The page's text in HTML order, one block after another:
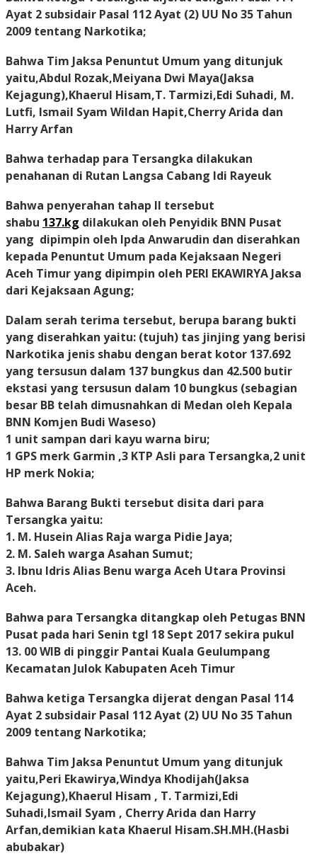
Ayat 2 subsidair Pasal 112 Ayat (2) UU No 35 Tahun
2009 tentang Narkotika;
Bahwa Tim Jaksa Penuntut Umum yang ditunjuk
yaitu,Abdul Rozak,Meiyana Dwi Maya(Jaksa
Kejagung),Khaerul Hisam,T. Tarmizi,Edi Suhadi, M.
Lutfi, Ismail Syam Wildan Hapit,Cherry Arida dan
Harry Arfan
Bahwa terhadap para Tersangka dilakukan
penahanan di Rutan Langsa Cabang Idi Rayeuk
Bahwa penyerahan tahap II tersebut
shabu 137.kg dilakukan oleh Penyidik BNN Pusat
yang dipimpin oleh Ipda Anwarudin dan diserahkan
kepada Penuntut Umum pada Kejaksaan Negeri
Aceh Timur yang dipimpin oleh PERI EKAWIRYA Jaksa
dari Kejaksaan Agung;
Dalam serah terima tersebut, berupa barang bukti
yang diserahkan yaitu: (tujuh) tas jinjing yang berisi
Narkotika jenis shabu dengan berat kotor 137.692
yang tersusun dalam 137 bungkus dan 42.500 butir
ekstasi yang tersusun dalam 10 bungkus (sebagian
besar BB telah dimusnahkan di Medan oleh Kepala
BNN Komjen Budi Waseso)
1 unit sampan dari kayu warna biru;
1 GPS merk Garmin ,3 KTP Asli para Tersangka,2 unit
HP merk Nokia;
Bahwa Barang Bukti tersebut disita dari para
Tersangka yaitu:
1. M. Husein Alias Raja warga Pidie Jaya;
2. M. Saleh warga Asahan Sumut;
3. Ibnu Idris Alias Benu warga Aceh Utara Provinsi
Aceh.
Bahwa para Tersangka ditangkap oleh Petugas BNN
Pusat pada hari Senin tgl 18 Sept 2017 sekira pukul
13. 00 WIB di pinggir Pantai Kuala Geulumpang
Kecamatan Julok Kabupaten Aceh Timur
Bahwa ketiga Tersangka dijerat dengan Pasal 114
Ayat 2 subsidair Pasal 112 Ayat (2) UU No 35 Tahun
2009 tentang Narkotika;
Bahwa Tim Jaksa Penuntut Umum yang ditunjuk
yaitu,Peri Ekawirya,Windya Khodijah(Jaksa
Kejagung),Khaerul Hisam , T. Tarmizi,Edi
Suhadi,Ismail Syam , Cherry Arida dan Harry
Arfan,demikian kata Khaerul Hisam.SH.MH.(Hasbi
abubakar)